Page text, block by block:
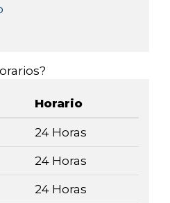
Horario
24 Horas
24 Horas
24 Horas